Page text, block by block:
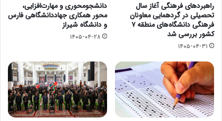
راهبردهای فرهنگی آغاز سال
تحصیلی در گردهمایی معاونان
فرهنگی دانشگاه‌های منطقه ۷
کشور بررسی شد
۱۴۰۵-۰۴-۳۱
دانشجومحوری و مهارت‌افزایی،
محور همکاری جهاددانشگاهی فارس
و دانشگاه شیراز
۱۴۰۵-۰۴-۲۸